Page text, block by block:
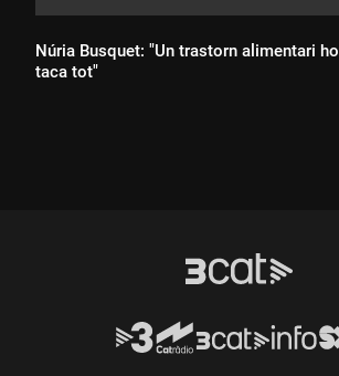
Núria Busquet: "Un trastorn alimentari ho
taca tot"